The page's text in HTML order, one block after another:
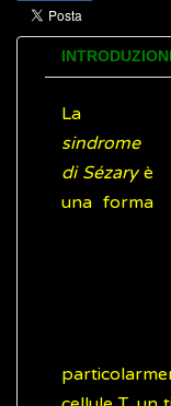
La
sindrome
di Sézaryè
una forma